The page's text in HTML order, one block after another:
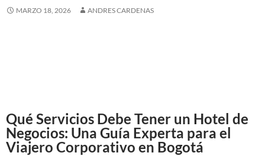
MARZO 18, 2026 ANDRES CARDENAS
Qué Servicios Debe Tener un Hotel de
Negocios: Una Guía Experta para el
Viajero Corporativo en Bogotá